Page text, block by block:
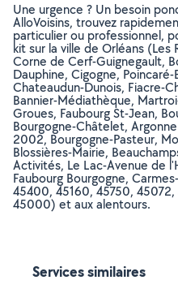
Une urgence ? Un besoin
AlloVoisins, trouvez
particulier ou professionnel,
kit sur la ville de Orléans (Les
Corne de Cerf-Guignegault,
Dauphine, Cigogne,
Chateaudun-Dunois, Fiacre-
Bannier-Médiathèque,
Groues, Faubourg St-Jean,
Bourgogne-Châtelet,
2002, Bourgogne-Pasteur,
Blossières-Mairie,
Activités, Le Lac-Avenue de
Faubourg Bourgogne,
45400, 45160, 45750,
45000) et aux alentours.
Services similaires